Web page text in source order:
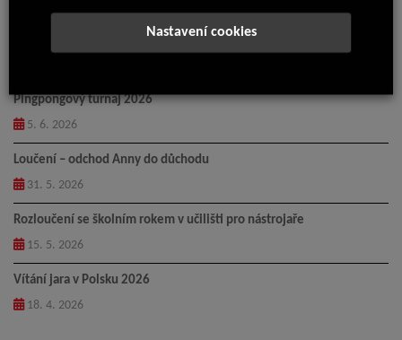
Příměstský tábor Isolit-Bravo 2026
Pingpongový turnaj 2026
5. 6. 2026
Loučení – odchod Anny do důchodu
31. 5. 2026
Rozloučení se školním rokem v učilišti pro nástrojaře
15. 5. 2026
Vítání jara v Polsku 2026
18. 4. 2026
Nastavení cookies